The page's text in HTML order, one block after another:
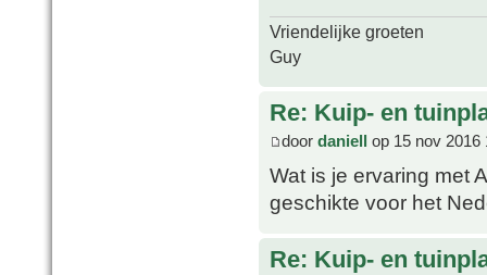
Vriendelijke groeten
Guy
Re: Kuip- en
door daniell op 15 nov 2016
Wat is je ervaring met
geschikte voor het
Re: Kuip- en